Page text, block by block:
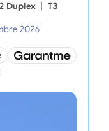
Duplex T3
2026